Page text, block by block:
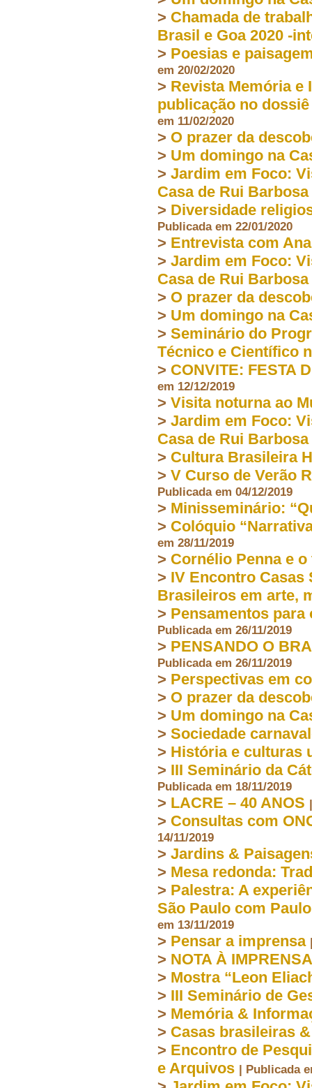
> Chamada de
Brasil e Goa 2020 -
> Poesias e
em 20/02/2020
> Revista Memória e
publicação no
em 11/02/2020
> O prazer da
> Um domingo na
> Jardim em Foco:
Casa de Rui Barbosa
> Diversidade
Publicada em 22/01/2020
> Entrevista com
> Jardim em Foco:
Casa de Rui Barbosa
> O prazer da
> Um domingo na
> Seminário do
Técnico e Científico
> CONVITE: FESTA
em 12/12/2019
> Visita noturna ao
> Jardim em Foco:
Casa de Rui Barbosa
> Cultura Brasileira
> V Curso de Verão
Publicada em 04/12/2019
> Minisseminário:
> Colóquio
em 28/11/2019
> Cornélio Penna e
> IV Encontro
Brasileiros em arte,
> Pensamentos
Publicada em 26/11/2019
> PENSANDO O
Publicada em 26/11/2019
> Perspectivas em
> O prazer da
> Um domingo na
> Sociedade
> História e culturas
> III Seminário da
Publicada em 18/11/2019
> LACRE – 40 ANOS
> Consultas com
14/11/2019
> Jardins &
> Mesa redonda:
> Palestra: A
São Paulo com
em 13/11/2019
> Pensar a imprensa
> NOTA À IMPRENSA
> Mostra “Leon
> III Seminário de
> Memória &
> Casas brasileiras
> Encontro de
e Arquivos | Publicada